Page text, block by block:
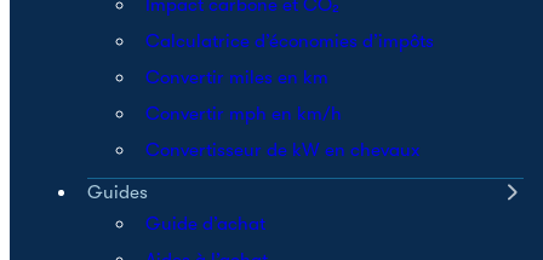
Impact carbone et CO₂
Calculatrice d’économies d’impôts
Convertir miles en km
Convertir mph en km/h
Convertisseur de kW en chevaux
Guides
Guide d’achat